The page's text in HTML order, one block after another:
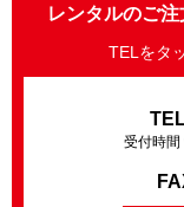
レンタルのご
TELをタ
受付時間